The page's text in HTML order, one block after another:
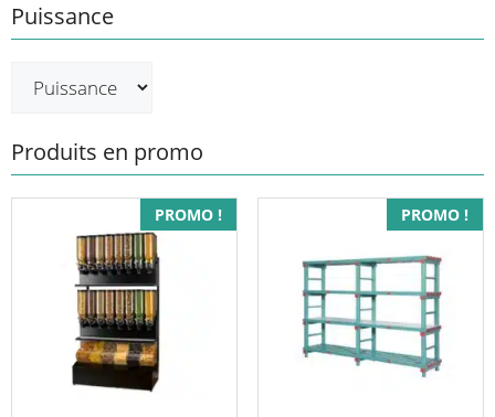
Puissance
Produits en promo
PROMO ! PROMO !
plusieurs
variations.